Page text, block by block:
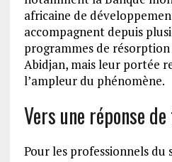
africaine de
accompagnent depuis
programmes de
Abidjan, mais leur portée
l’ampleur du phénomène.
Vers une réponse
Pour les professionnels du